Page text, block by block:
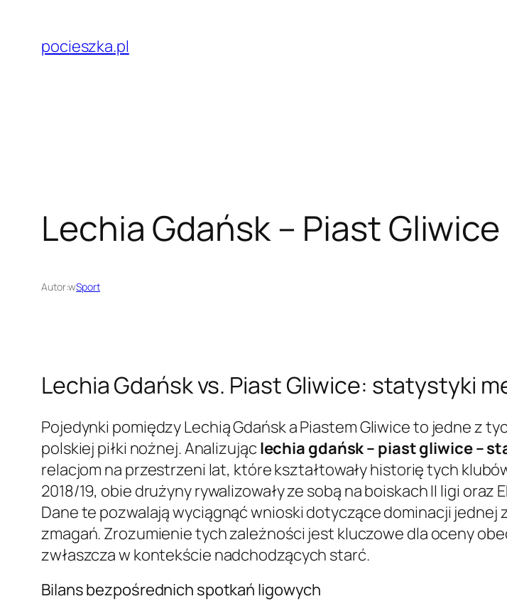
treści
pocieszka.pl
Lechia Gdańsk – Piast
Autor:wSport
Lechia Gdańsk vs. Piast Gliwice: statystyki
Pojedynki pomiędzy Lechią Gdańsk a Piastem Gliwice to jedne z
polskiej piłki nożnej. Analizując lechia gdańsk – piast gliwice –
relacjom na przestrzeni lat, które kształtowały historię tych
2018/19, obie drużyny rywalizowały ze sobą na boiskach II ligi
Dane te pozwalają wyciągnąć wnioski dotyczące dominacji
zmagań. Zrozumienie tych zależności jest kluczowe dla oceny
zwłaszcza w kontekście nadchodzących starć.
Bilans bezpośrednich spotkań ligowych